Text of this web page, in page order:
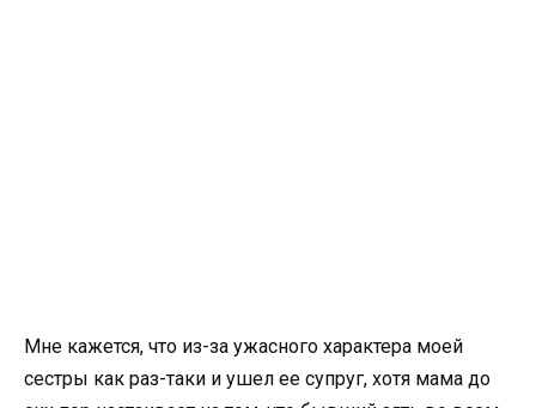
Мне кажется, что из-за ужасного характера моей
сестры как раз-таки и ушел ее супруг, хотя мама до